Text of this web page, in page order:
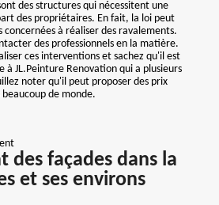
des structures qui nécessitent une
des propriétaires. En fait, la loi peut
concernées à réaliser des ravalements.
des professionnels en la matière.
ces interventions et sachez qu'il est
à JL.Peinture Renovation qui a plusieurs
noter qu'il peut proposer des prix
de monde.
des façades dans la
et ses environs